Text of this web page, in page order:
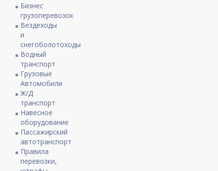
Бизнес
грузоперевозок
Вездеходы
и
снегоболотоходы
Водный
транспорт
Грузовые
Автомобили
Ж/Д
транспорт
Навесное
оборудование
Пассажирский
автотранспорт
Правила
перевозки,